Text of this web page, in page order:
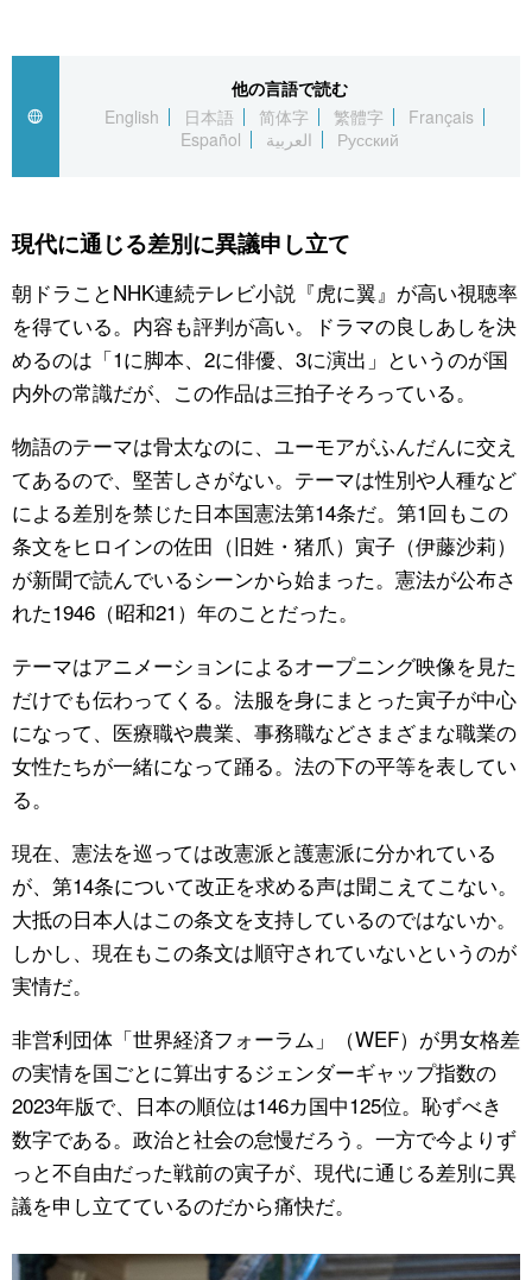
お知らせ
公式SNS
他の言語で読む
English
日本語 简体字 繁體字
Français
Español
العربية Русский
現代に通じる差別に異議申し立て
朝ドラことNHK連続テレビ小説『虎に翼』が高い視聴率
を得ている。内容も評判が高い。ドラマの良しあしを決
めるのは「1に脚本、2に俳優、3に演出」というのが国
内外の常識だが、この作品は三拍子そろっている。
物語のテーマは骨太なのに、ユーモアがふんだんに交え
てあるので、堅苦しさがない。テーマは性別や人種など
による差別を禁じた日本国憲法第14条だ。第1回もこの
条文をヒロインの佐田（旧姓・猪爪）寅子（伊藤沙莉）
が新聞で読んでいるシーンから始まった。憲法が公布さ
れた1946（昭和21）年のことだった。
テーマはアニメーションによるオープニング映像を見た
だけでも伝わってくる。法服を身にまとった寅子が中心
になって、医療職や農業、事務職などさまざまな職業の
女性たちが一緒になって踊る。法の下の平等を表してい
る。
現在、憲法を巡っては改憲派と護憲派に分かれている
が、第14条について改正を求める声は聞こえてこない。
大抵の日本人はこの条文を支持しているのではないか。
しかし、現在もこの条文は順守されていないというのが
実情だ。
非営利団体「世界経済フォーラム」（WEF）が男女格差
の実情を国ごとに算出するジェンダーギャップ指数の
2023年版で、日本の順位は146カ国中125位。恥ずべき
数字である。政治と社会の怠慢だろう。一方で今よりず
っと不自由だった戦前の寅子が、現代に通じる差別に異
議を申し立てているのだから痛快だ。